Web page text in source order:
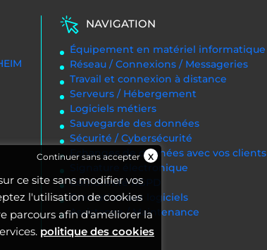
NAVIGATION
Équipement en matériel informatique
Réseau / Connexions / Messageries
Travail et connexion à distance
Serveurs / Hébergement
Logiciels métiers
Sauvegarde des données
Sécurité / Cybersécurité
Echanges de données avec vos clients
Signature électronique
Conformité RGPD
Formation aux logiciels
Assistance / Maintenance
Continuer sans accepter
ce site sans modifier vos
l'utilisation de cookies
parcours afin d'améliorer la
politique des cookies